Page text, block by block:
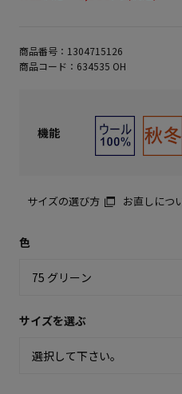
商品番号： 1304715126
商品コード： 634535 OH
機能
サイズの選び方 お直しにつ
色
サイズを選ぶ